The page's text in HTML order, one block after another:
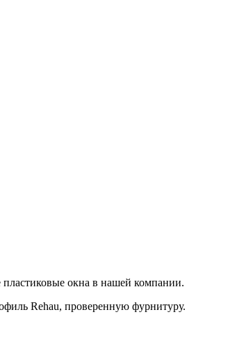
пластиковые окна в нашей компании.
Rehau, проверенную фурнитуру.